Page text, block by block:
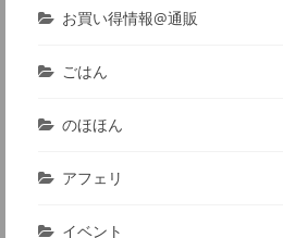
お買い得情報@通販
ごはん
のほほん
アフェリ
イベント